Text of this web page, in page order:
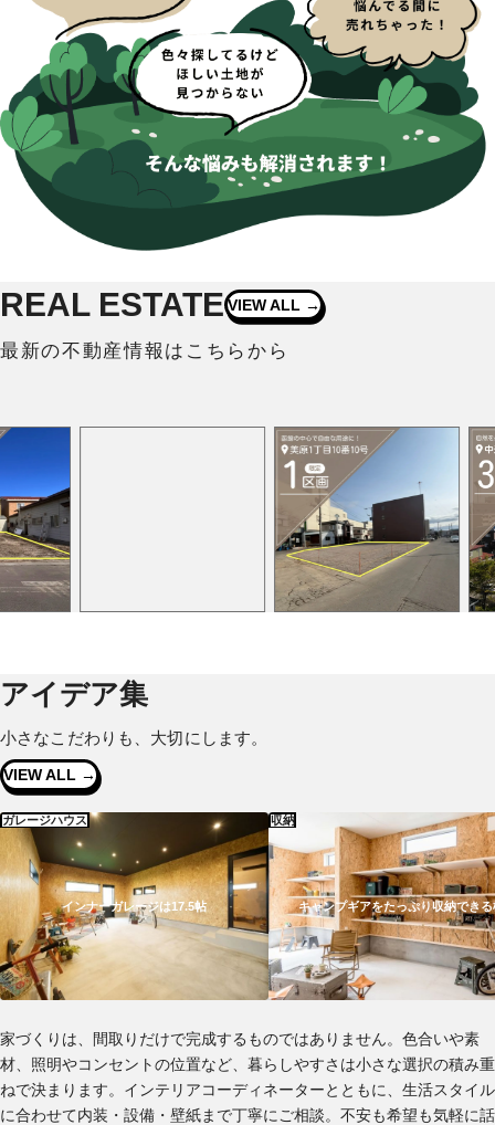
REAL ESTATE VIEW ALL →
最新の不動産情報はこちらから
アイデア集
小さなこだわりも、大切にします。
VIEW ALL →
ガレージハウス
インナーガレージは17.5帖
収納
キャンプギアをたっぷり収納でき
家づくりは、間取りだけで完成するものではありません。色合いや素
材、照明やコンセントの位置など、暮らしやすさは小さな選択の積み重
ねで決まります。インテリアコーディネーターとともに、生活スタイル
に合わせて内装・設備・壁紙まで丁寧にご相談。不安も希望も気軽に話